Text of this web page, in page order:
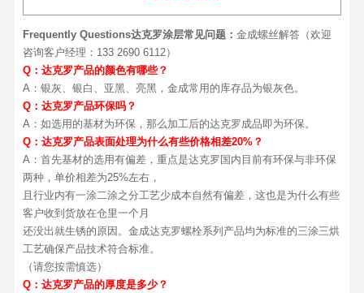
Frequently Questions达克罗涂层常见问题： 金成螺丝解答（欢迎
咨询客户经理：133 2690 6112）
Q： 达克罗产品的颜色有哪些？
A：银灰、银白、亚黑、亮黑，金成常用的库存品为银灰色。
Q： 达克罗产品环保吗？
A：如选用的基材为环保，那么加工后的达克罗成品即为环保。
Q： 达克罗产品表面处理为什么有些价格相差20%？
A：首先基材的选用有偏差，重点是达克罗国内目前有环保与非环保
两种，单价相差为25%左右，
且行业内有一涂二涂之分工艺少成本自然有偏差，这也是为什么有些
客户收到货放在仓里一个月
还没出就生锈的原因。金成达克罗螺栓系列产品均为标准的三涂三烘
工艺确保产品技术符合标准。
（请您按需慎选）
Q：达克罗产品的厚度是多少？